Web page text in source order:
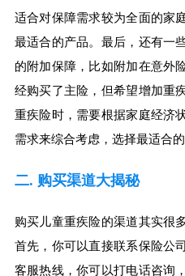
适合对保障需求较为全面的家
最适合的产品。最后，还有一
的附加保障，比如附加在意外
经购买了主险，但希望增加重
重疾险时，需要根据家庭经济
需求来综合考虑，选择最适合的
二. 购买渠道大揭秘
购买儿童重疾险的渠道其实很
首先，你可以直接联系保险公
客服热线，你可以打电话咨询